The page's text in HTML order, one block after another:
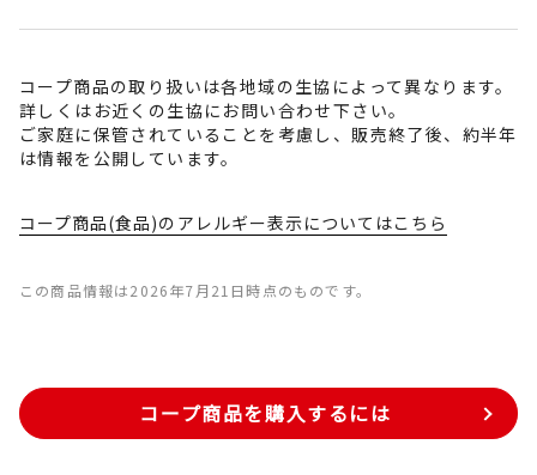
コープ商品の取り扱いは各地域の生協によって異なります。
詳しくはお近くの生協にお問い合わせ下さい。
ご家庭に保管されていることを考慮し、販売終了後、約半年
は情報を公開しています。
コープ商品(食品)のアレルギー表示についてはこちら
この商品情報は2026年7月21日時点のものです。
コープ商品を購入するには